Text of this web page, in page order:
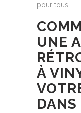
pour tous.
UNE
À